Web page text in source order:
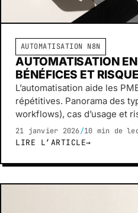
AUTOMATISATION N8N
AUTOMATISATION
BÉNÉFICES ET
L’automatisation aide les
répétitives. Panorama des
workflows), cas d’usage et
21 janvier 2026/10 min de
LIRE L’ARTICLE→